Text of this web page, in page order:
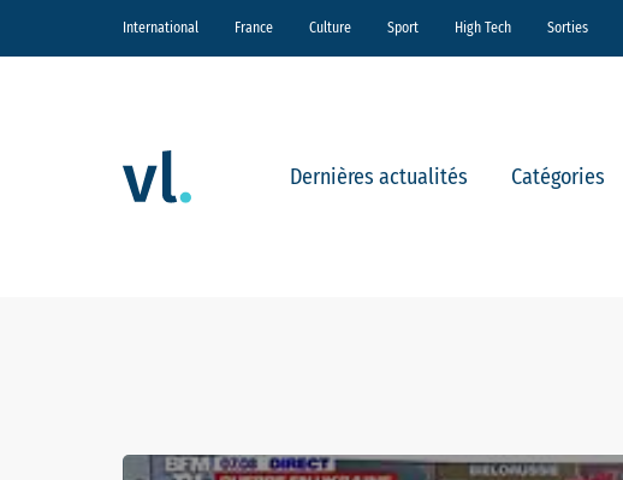
International France Culture Sport High Tech Sorties
Dernières actualités Catégories